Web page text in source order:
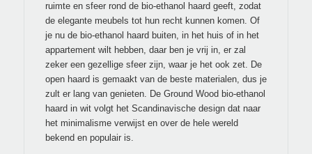
ruimte en sfeer rond de bio-ethanol haard geeft, zodat
de elegante meubels tot hun recht kunnen komen. Of
je nu de bio-ethanol haard buiten, in het huis of in het
appartement wilt hebben, daar ben je vrij in, er zal
zeker een gezellige sfeer zijn, waar je het ook zet. De
open haard is gemaakt van de beste materialen, dus je
zult er lang van genieten. De Ground Wood bio-ethanol
haard in wit volgt het Scandinavische design dat naar
het minimalisme verwijst en over de hele wereld
bekend en populair is.